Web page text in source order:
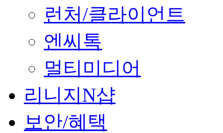
런처/클라이언트
엔씨톡
멀티미디어
리니지N샵
보안/혜택